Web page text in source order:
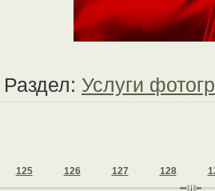
Раздел: Услуги
125 126 127 128